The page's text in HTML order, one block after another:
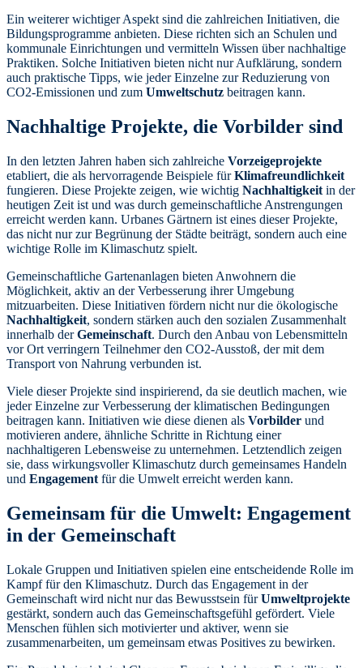
Ein weiterer wichtiger Aspekt sind die zahlreichen Initiativen, die
Bildungsprogramme anbieten. Diese richten sich an Schulen und
kommunale Einrichtungen und vermitteln Wissen über nachhaltige
Praktiken. Solche Initiativen bieten nicht nur Aufklärung, sondern
auch praktische Tipps, wie jeder Einzelne zur Reduzierung von
CO2-Emissionen und zum Umweltschutz beitragen kann.
Nachhaltige Projekte, die Vorbilder sind
In den letzten Jahren haben sich zahlreiche Vorzeigeprojekte
etabliert, die als hervorragende Beispiele fürKlimafreundlichkeit
fungieren. Diese Projekte zeigen, wie wichtig Nachhaltigkeit in der
heutigen Zeit ist und was durch gemeinschaftliche Anstrengungen
erreicht werden kann. Urbanes Gärtnern ist eines dieser Projekte,
das nicht nur zur Begrünung der Städte beiträgt, sondern auch eine
wichtige Rolle im Klimaschutz spielt.
Gemeinschaftliche Gartenanlagen bieten Anwohnern die
Möglichkeit, aktiv an der Verbesserung ihrer Umgebung
mitzuarbeiten. Diese Initiativen fördern nicht nur die ökologische
Nachhaltigkeit, sondern stärken auch den sozialen Zusammenhalt
innerhalb derGemeinschaft. Durch den Anbau von Lebensmitteln
vor Ort verringern Teilnehmer den CO2-Ausstoß, der mit dem
Transport von Nahrung verbunden ist.
Viele dieser Projekte sind inspirierend, da sie deutlich machen, wie
jeder Einzelne zur Verbesserung der klimatischen Bedingungen
beitragen kann. Initiativen wie diese dienen als Vorbilder und
motivieren andere, ähnliche Schritte in Richtung einer
nachhaltigeren Lebensweise zu unternehmen. Letztendlich zeigen
sie, dass wirkungsvoller Klimaschutz durch gemeinsames Handeln
und Engagement für die Umwelt erreicht werden kann.
Gemeinsam für die Umwelt: Engagement
in der Gemeinschaft
Lokale Gruppen und Initiativen spielen eine entscheidende Rolle im
Kampf für den Klimaschutz. Durch das Engagement in der
Gemeinschaft wird nicht nur das Bewusstsein fürUmweltprojekte
gestärkt, sondern auch das Gemeinschaftsgefühl gefördert. Viele
Menschen fühlen sich motivierter und aktiver, wenn sie
zusammenarbeiten, um gemeinsam etwas Positives zu bewirken.